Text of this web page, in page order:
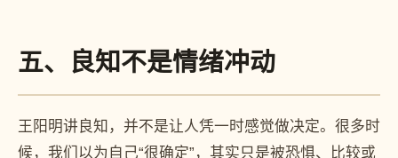
五、良知不是情绪冲动
王阳明讲良知，并不是让人凭一时感觉做决定。很多时
候，我们以为自己“很确定”，其实只是被恐惧、比较或